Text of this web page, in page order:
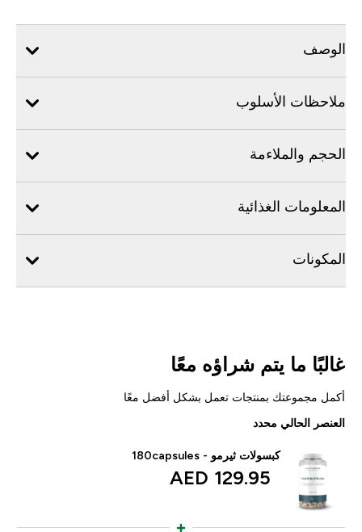
الوصف
ملاحظات الأسلوب
الحجم والملاءمة
المعلومات الغذائية
المكونات
غالبًا ما يتم شراؤه معًا
أكمل مجموعتك بمنتجات تعمل بشكل أفضل معًا
العنصر الحالي محدد
كبسولات ثيرمو - 180capsules
129.95 AED‎